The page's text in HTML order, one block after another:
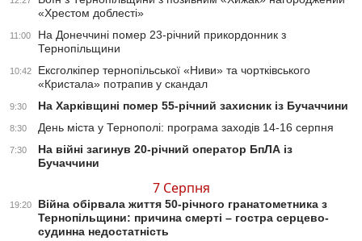
«Хрестом доблесті»
11:00
На Донеччині помер 23-річний прикордонник з
Тернопільщини
10:42
Ексголкіпер тернопільської «Ниви» та чортківського
«Кристала» потрапив у скандал
9:30 На Харківщині помер 55-річний захисник із Бучаччини
8:30 День міста у Тернополі: програма заходів 14-16 серпня
7:30
На війні загинув 20-річний оператор БпЛА із
Бучаччини
7 Серпня
19:20
Війна обірвала життя 50-річного гранатометника з
Тернопільщини: причина смерті – гостра серцево-
судинна недостатність